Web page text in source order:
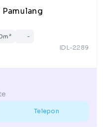
Pamulang
-
IDL-2289
Telepon